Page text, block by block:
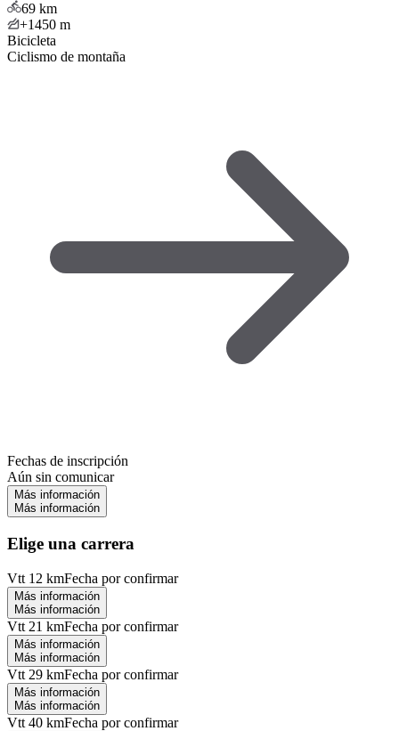
69 km
+1450 m
Bicicleta
Ciclismo de montaña
Fechas de inscripción
Aún sin comunicar
Más información
Más información
Elige una carrera
Vtt 12 kmFecha por confirmar
Más información
Más información
Vtt 21 kmFecha por confirmar
Más información
Más información
Vtt 29 kmFecha por confirmar
Más información
Más información
Vtt 40 kmFecha por confirmar